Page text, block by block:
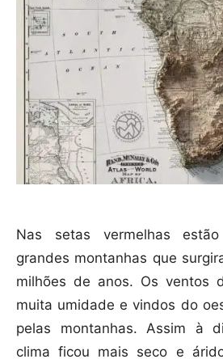
Nas setas vermelhas
grandes montanhas que
milhões de anos. Os ventos
muita umidade e vindos do
pelas montanhas. Assim à
clima ficou mais seco e